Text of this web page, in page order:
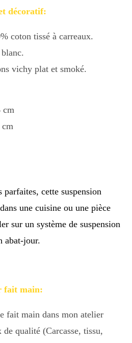
décoratif:
coton tissé à carreaux.
vichy plat et smoké.
cm
parfaites, cette suspension
une cuisine ou une pièce
sur un système de suspension
abat-jour.
fait main:
fait main dans mon atelier
qualité (Carcasse, tissu,